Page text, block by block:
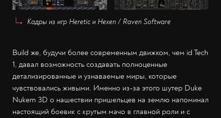
Кадры из игр Heretic и Hexen / Raven Software
Build же, будучи более современным движком, чем id Tech
1, давал возможность создавать полноценные
детализированные и узнаваемые миры, которые
чувствовались живыми. Именно из-за этого шутер Duke
Nukem 3D о нашествии пришельцев на землю напоминал
настоящий боевик с крутым мачо в главной роли и с